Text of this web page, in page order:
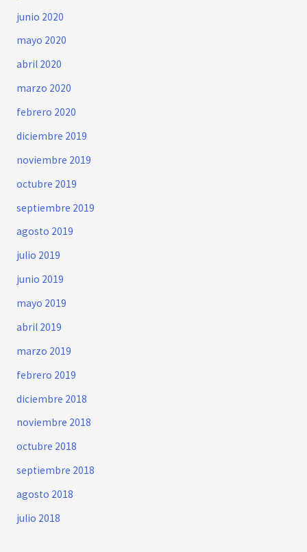
junio 2020
mayo 2020
abril 2020
marzo 2020
febrero 2020
diciembre 2019
noviembre 2019
octubre 2019
septiembre 2019
agosto 2019
julio 2019
junio 2019
mayo 2019
abril 2019
marzo 2019
febrero 2019
diciembre 2018
noviembre 2018
octubre 2018
septiembre 2018
agosto 2018
julio 2018